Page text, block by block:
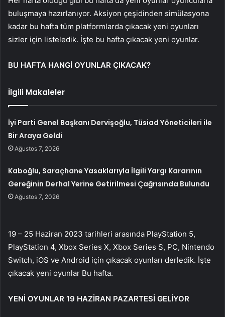
buluşmaya hazırlanıyor. Aksiyon çeşidinden simülasyona
kadar bu hafta tüm platformlarda çıkacak yeni oyunları
sizler için listeledik. İşte bu hafta çıkacak yeni oyunlar.
BU HAFTA HANGİ OYUNLAR ÇIKACAK?
İlgili Makaleler
İyi Parti Genel Başkanı Dervişoğlu, Tüsiad Yöneticileri ile
Bir Araya Geldi
Ağustos 7, 2026
Kaboğlu, Saraçhane Yasaklarıyla İlgili Yargı Kararının
Gereğinin Derhal Yerine Getirilmesi Çağrısında Bulundu
Ağustos 7, 2026
19 – 25 Haziran 2023 tarihleri ​​arasında PlayStation 5,
PlayStation 4, Xbox Series X, Xbox Series S, PC, Nintendo
Switch, iOS ve Android için çıkacak oyunları derledik. İşte
çıkacak yeni oyunlar Bu hafta.
YENİ OYUNLAR 19 HAZİRAN PAZARTESİ GELİYOR